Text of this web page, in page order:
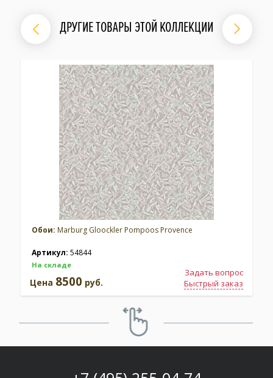
ДРУГИЕ ТОВАРЫ ЭТОЙ КОЛЛЕКЦИИ
Обои: Marburg Gloockler Pompoos Provence
Артикул: 54844
На складе
Задать вопрос
Быстрый заказ
Цена 8500 руб.